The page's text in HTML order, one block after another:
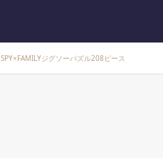
SPY×FAMILYジグソーパズル208ピース